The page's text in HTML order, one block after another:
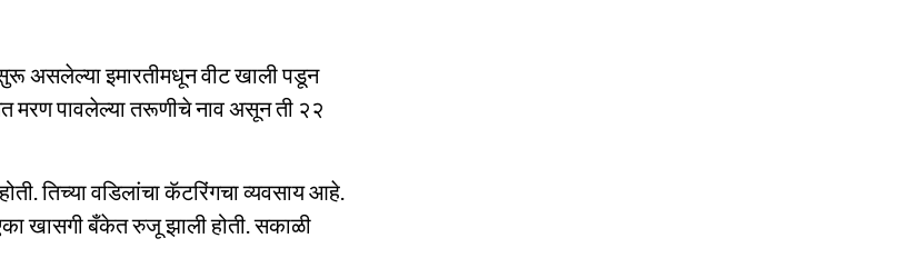
असलेल्या इमारतीमधून वीट खाली पडून
मरण पावलेल्या तरूणीचे नाव असून ती २२
तिच्या वडिलांचा कॅटरिंगचा व्यवसाय आहे.
खासगी बँकेत रुजू झाली होती. सकाळी